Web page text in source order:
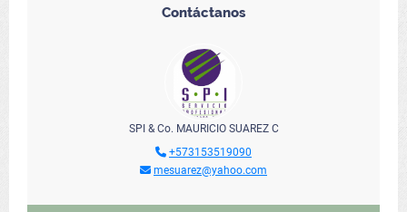
Contáctanos
SPI & Co. MAURICIO SUAREZ C
+573153519090
mesuarez@yahoo.com